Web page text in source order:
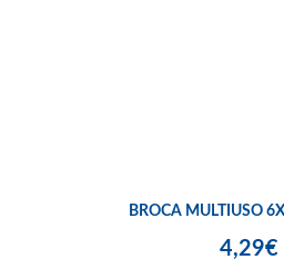
BROCA MULTIUSO
4,29€